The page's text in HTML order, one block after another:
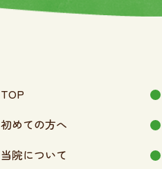
TOP
初めての方へ
当院について